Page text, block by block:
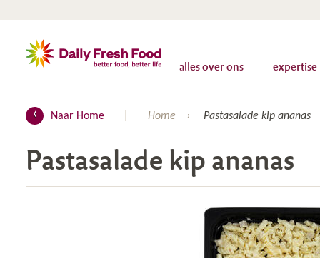
alles over ons expertise
Naar Home Home Pastasalade kip ananas
Pastasalade kip ananas